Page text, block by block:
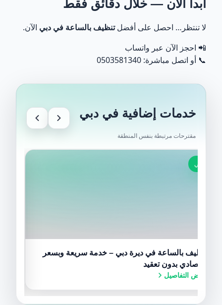
ابدأ الآن — خلال دقائق فقط
لا تنتظر… احصل على أفضلتنظيف بالساعة في دبي الآن.
📲 احجز الآن عبر واتساب
📞 أو اتصل مباشرة: 0503581340
خدمات إضافية في دبي
مقترحات مرتبطة بنفس المنطقة
دبي
تنظيف بالساعة في ديرة دبي – خدمة سريعة وبسعر
اقتصادي بدون تعقيد
عرض التفاصيل